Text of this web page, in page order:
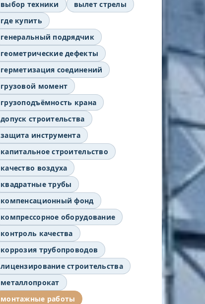
выбор техники
вылет стрелы
где купить
генеральный подрядчик
геометрические дефекты
герметизация соединений
грузовой момент
грузоподъёмность крана
допуск строительства
защита инструмента
капитальное строительство
качество воздуха
квадратные трубы
компенсационный фонд
компрессорное оборудование
контроль качества
коррозия трубопроводов
лицензирование строительства
металлопрокат
монтажные работы